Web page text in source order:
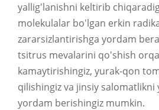
yallig'lanishni keltirib
molekulalar bo'lgan erkin
zararsizlantirishga yordam
tsitrus mevalarini qo'shish
kamaytirishingiz, yurak-qon
qilishingiz va jinsiy salomatlikni
yordam berishingiz mumkin.